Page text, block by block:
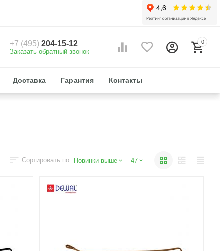
+7 (495)204-15-12
Заказать обратный звонок
0
Доставка Гарантия Контакты
Сортировать по: Новинки выше 47